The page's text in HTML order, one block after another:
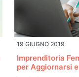
19 GIUGNO 2019
Imprenditoria
per Aggiornarsi